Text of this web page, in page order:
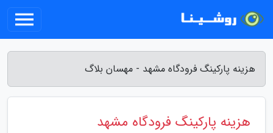
هزینه پارکینگ فرودگاه مشهد - مهسان بلاگ
هزینه پارکینگ فرودگاه مشهد